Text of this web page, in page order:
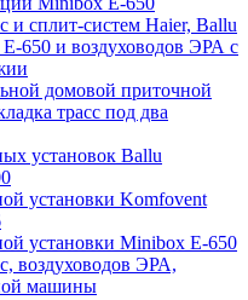
и сплит-систем Haier, Ballu
650 и воздуховодов ЭРА с
домовой приточной
трасс под два
установок Ballu
установки Komfovent
установки Minibox E-650
воздуховодов ЭРА,
машины